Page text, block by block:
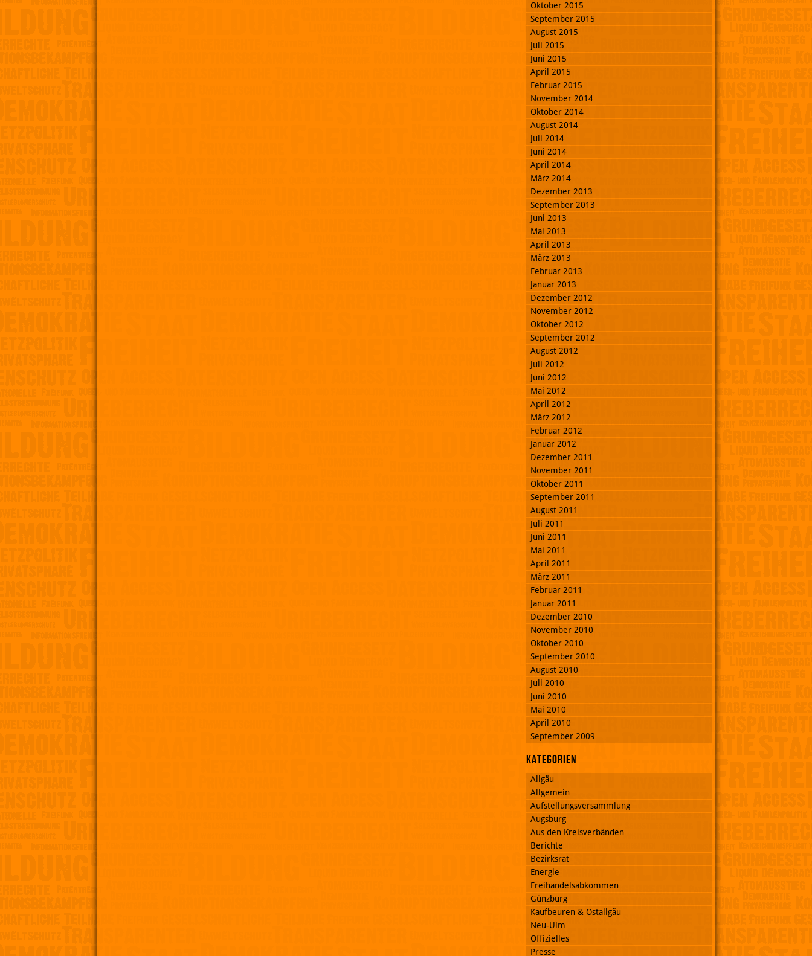
Oktober 2015
September 2015
August 2015
Juli 2015
Juni 2015
April 2015
Februar 2015
November 2014
Oktober 2014
August 2014
Juli 2014
Juni 2014
April 2014
März 2014
Dezember 2013
September 2013
Juni 2013
Mai 2013
April 2013
März 2013
Februar 2013
Januar 2013
Dezember 2012
November 2012
Oktober 2012
September 2012
August 2012
Juli 2012
Juni 2012
Mai 2012
April 2012
März 2012
Februar 2012
Januar 2012
Dezember 2011
November 2011
Oktober 2011
September 2011
August 2011
Juli 2011
Juni 2011
Mai 2011
April 2011
März 2011
Februar 2011
Januar 2011
Dezember 2010
November 2010
Oktober 2010
September 2010
August 2010
Juli 2010
Juni 2010
Mai 2010
April 2010
September 2009
Kategorien
Allgäu
Allgemein
Aufstellungsversammlung
Augsburg
Aus den Kreisverbänden
Berichte
Bezirksrat
Energie
Freihandelsabkommen
Günzburg
Kaufbeuren & Ostallgäu
Neu-Ulm
Offizielles
Presse